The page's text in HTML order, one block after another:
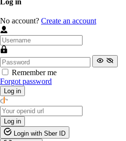
No account? Create an account
Remember me
Forgot password
Log in
Log in
Login with Sber ID